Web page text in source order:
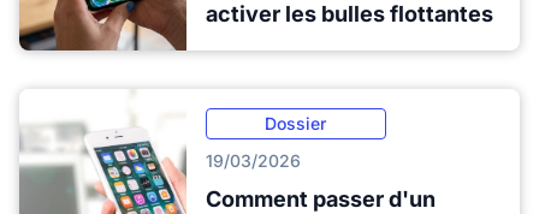
activer les bulles flottantes
Dossier
19/03/2026
Comment passer d'un